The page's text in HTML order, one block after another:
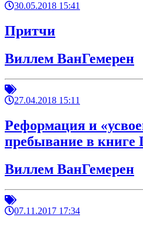
30.05.2018 15:41
Притчи
Виллем ВанГемерен
27.04.2018 15:11
Реформация и
пребывание в книге
Виллем ВанГемерен
07.11.2017 17:34